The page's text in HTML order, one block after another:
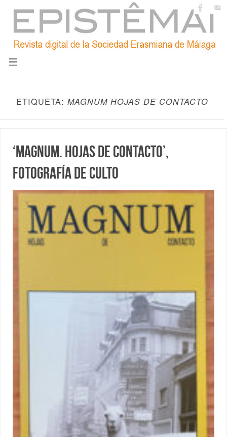
ETIQUETA: MAGNUM HOJAS DE CONTACTO
‘Magnum. Hojas de Contacto’,
fotografía de culto